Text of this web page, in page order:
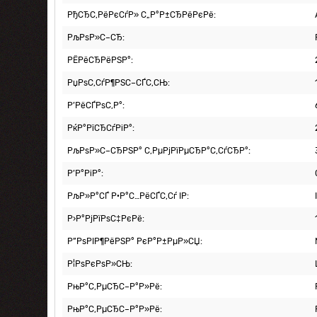
РђСЂС‚РёРєСѓР» С„Р°Р±СЂРёРєРё:
РљРѕР»С–СЂ:
РЁРёСЂРёРЅР°:
РџРѕС‚СѓР¶РЅС–СЃС‚СЊ:
Р’РёСЃРѕС‚Р°:
РќР°РїСЂСѓРіР°:
РљРѕР»С–СЂРЅР° С‚РµРјРїРµСЂР°С‚СѓСЂР°:
Р’Р°РіР°:
РљР»Р°СЃ Р·Р°С…РёСЃС‚Сѓ IP:
Р›Р°РјРїРѕС‡РєРё:
Р”РѕРІР¶РёРЅР° РєР°Р±РµР»СЏ:
Р¦РѕРєРѕР»СЊ:
РњР°С‚РµСЂС–Р°Р»Рё:
РњР°С‚РµСЂС–Р°Р»Рё: